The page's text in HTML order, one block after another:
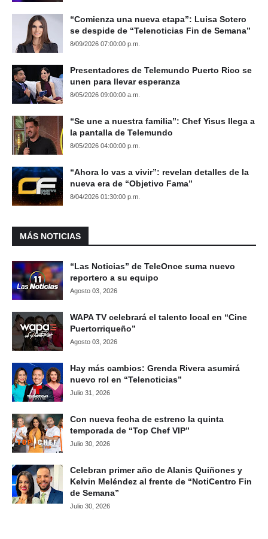
“Comienza una nueva etapa”: Luisa Sotero
se despide de “Telenoticias Fin de Semana”
8/09/2026 07:00:00 p.m.
Presentadores de Telemundo Puerto Rico se
unen para llevar esperanza
8/05/2026 09:00:00 a.m.
“Se une a nuestra familia”: Chef Yisus llega a
la pantalla de Telemundo
8/05/2026 04:00:00 p.m.
“Ahora lo vas a vivir”: revelan detalles de la
nueva era de “Objetivo Fama”
8/04/2026 01:30:00 p.m.
MÁS NOTICIAS
“Las Noticias” de TeleOnce suma nuevo
reportero a su equipo
Agosto 03, 2026
WAPA TV celebrará el talento local en “Cine
Puertorriqueño”
Agosto 03, 2026
Hay más cambios: Grenda Rivera asumirá
nuevo rol en “Telenoticias”
Julio 31, 2026
Con nueva fecha de estreno la quinta
temporada de “Top Chef VIP”
Julio 30, 2026
Celebran primer año de Alanis Quiñones y
Kelvin Meléndez al frente de “NotiCentro Fin
de Semana”
Julio 30, 2026